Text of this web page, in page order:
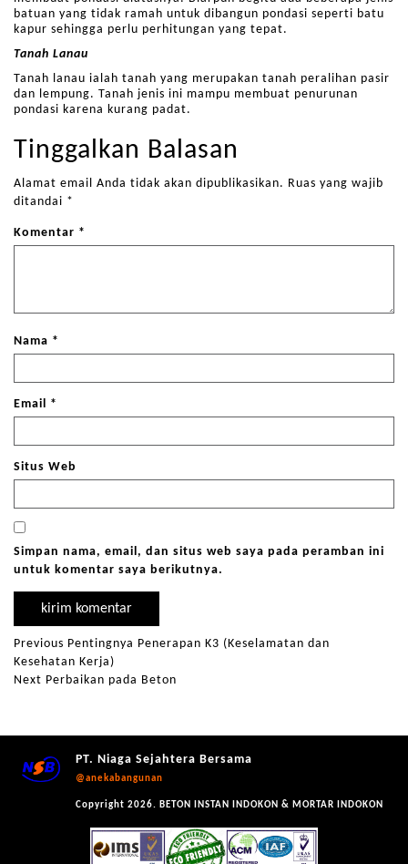
batuan yang tidak ramah untuk dibangun pondasi seperti batu
kapur sehingga perlu perhitungan yang tepat.
Tanah Lanau
Tanah lanau ialah tanah yang merupakan tanah peralihan pasir
dan lempung. Tanah jenis ini mampu membuat penurunan
pondasi karena kurang padat.
Tinggalkan Balasan
Alamat email Anda tidak akan dipublikasikan. Ruas yang wajib
ditandai *
Komentar *
Nama *
Email *
Situs Web
Simpan nama, email, dan situs web saya pada peramban ini
untuk komentar saya berikutnya.
Previous Pentingnya Penerapan K3 (Keselamatan dan
Kesehatan Kerja)
Next Perbaikan pada Beton
PT. Niaga Sejahtera Bersama
@anekabangunan
Copyright 2026. BETON INSTAN INDOKON & MORTAR INDOKON